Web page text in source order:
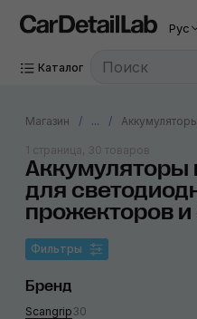
Рус
Каталог
Магазин ...
Аккумуляторы
для
прожекторов
1 страница, 30 товаров
Фильтры
Бренд
Scangrip30